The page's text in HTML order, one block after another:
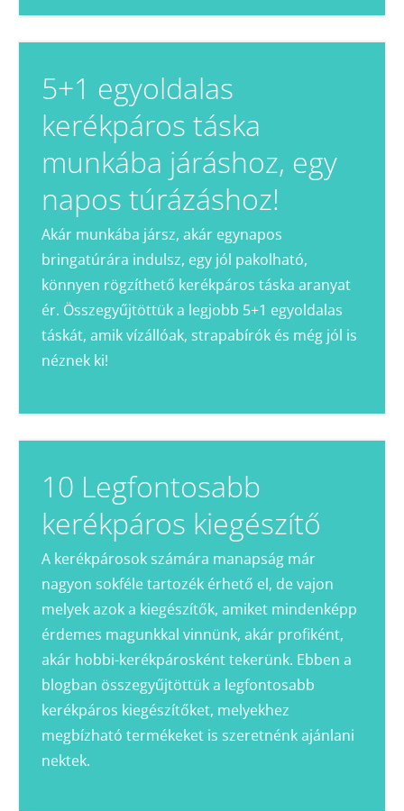
5+1 egyoldalas
kerékpáros táska
munkába járáshoz, egy
napos túrázáshoz!
Akár munkába jársz, akár egynapos
bringatúrára indulsz, egy jól pakolható,
könnyen rögzíthető kerékpáros táska aranyat
ér. Összegyűjtöttük a legjobb 5+1 egyoldalas
táskát, amik vízállóak, strapabírók és még jól is
néznek ki!
10 Legfontosabb
kerékpáros kiegészítő
A kerékpárosok számára manapság már
nagyon sokféle tartozék érhető el, de vajon
melyek azok a kiegészítők, amiket mindenképp
érdemes magunkkal vinnünk, akár profiként,
akár hobbi-kerékpárosként tekerünk. Ebben a
blogban összegyűjtöttük a legfontosabb
kerékpáros kiegészítőket, melyekhez
megbízható termékeket is szeretnénk ajánlani
nektek.